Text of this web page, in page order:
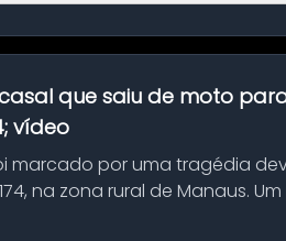
que saiu de moto
vídeo
marcado por uma tragédia
na zona rural de Manaus.